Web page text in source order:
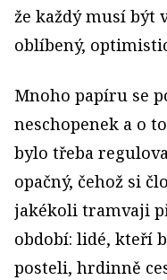
že každý musí být
oblíbený,
Mnoho papíru se
neschopenek a o
bylo třeba
opačný, čehož si
jakékoli tramvaji
období: lidé, kteří
posteli, hrdinně